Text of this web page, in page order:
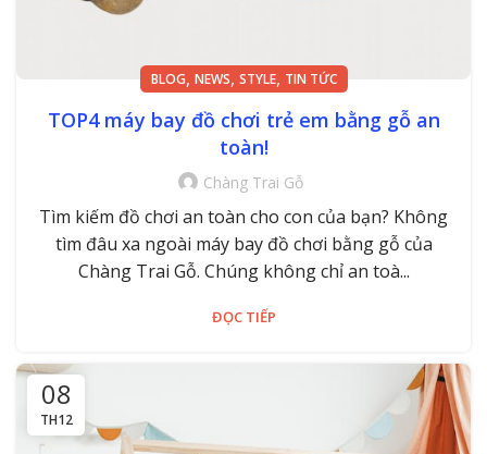
BLOG, NEWS, STYLE, TIN TỨC
TOP4 máy bay đồ chơi trẻ em bằng gỗ an
toàn!
Chàng Trai Gỗ
Tìm kiếm đồ chơi an toàn cho con của bạn? Không
tìm đâu xa ngoài máy bay đồ chơi bằng gỗ của
Chàng Trai Gỗ. Chúng không chỉ an toà...
ĐỌC TIẾP
08
TH12